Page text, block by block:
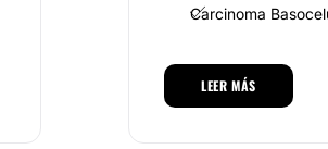
Carcinoma
TRATAMIENTOS DE
LEER MÁS